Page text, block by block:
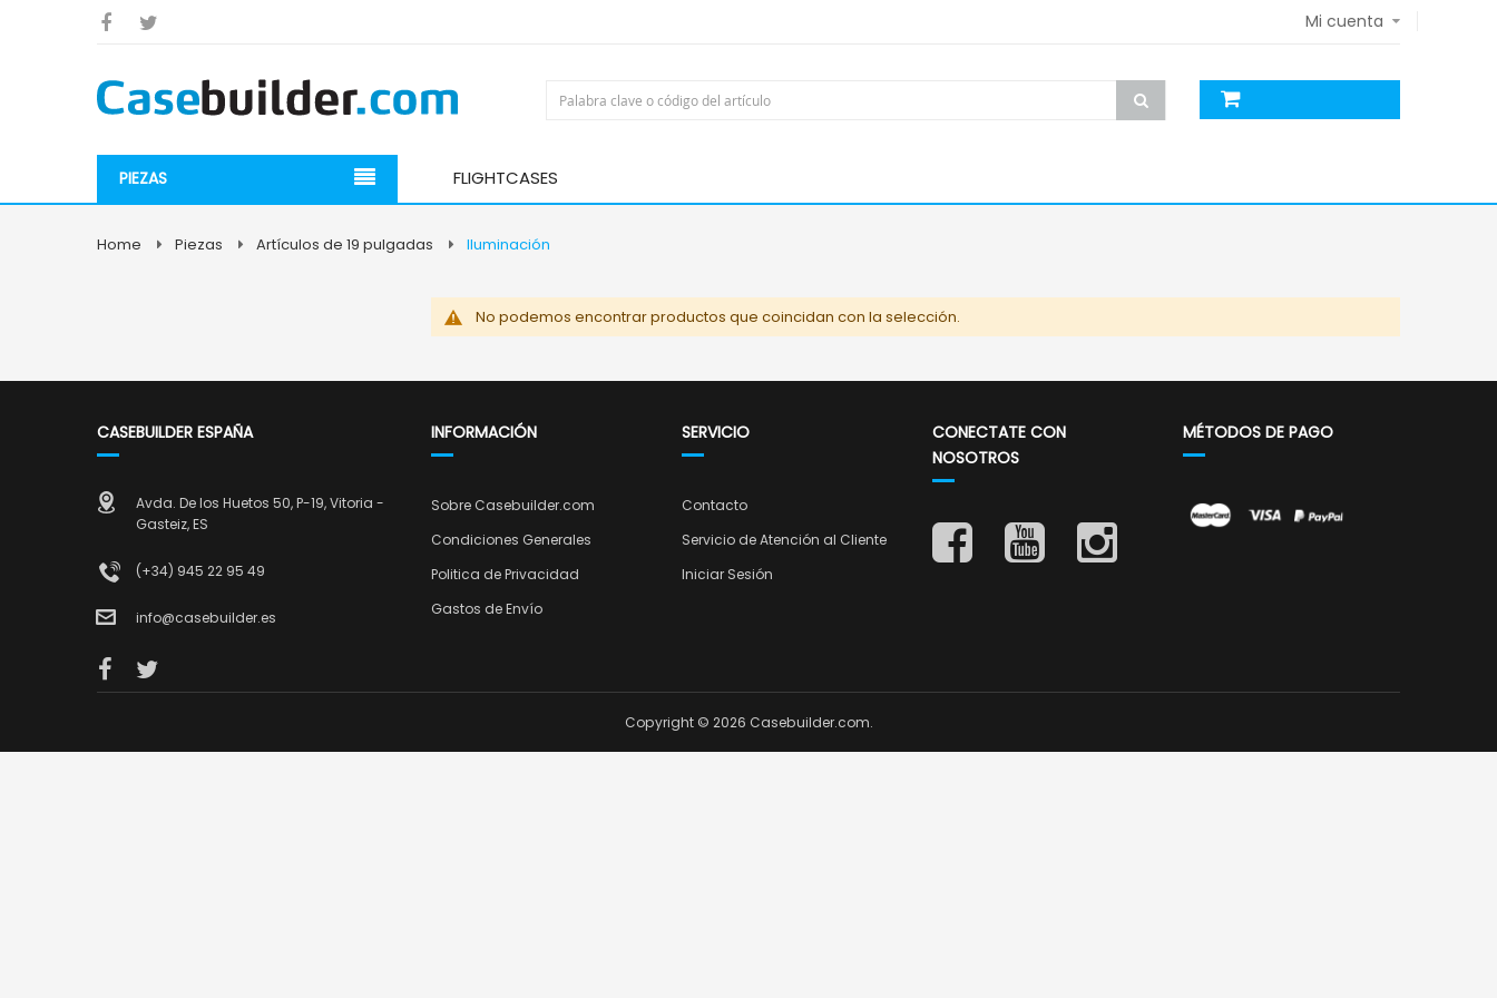
Mi cuenta
PIEZAS FLIGHTCASES
Home Piezas Artículos de 19 pulgadas Iluminación
No podemos encontrar productos que coincidan con la selección.
CASEBUILDER ESPAÑA
Avda. De los Huetos 50, P-19, Vitoria -
Gasteiz, ES
(+34) 945 22 95 49
info@casebuilder.es
INFORMACIÓN
Sobre Casebuilder.com
Condiciones Generales
Politica de Privacidad
Gastos de Envío
SERVICIO
Contacto
Servicio de Atención al Cliente
Iniciar Sesión
CONECTATE CON
NOSOTROS
MÉTODOS DE PAGO
Copyright © 2026 Casebuilder.com.